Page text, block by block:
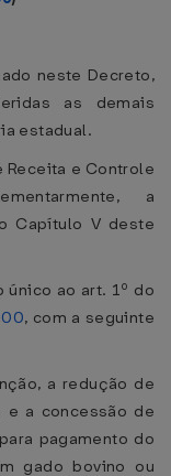
neste Decreto,
as demais
estadual.
Receita e Controle
a
Capítulo V deste
único ao art. 1º do
, com a seguinte
a redução de
e a concessão de
pagamento do
gado bovino ou